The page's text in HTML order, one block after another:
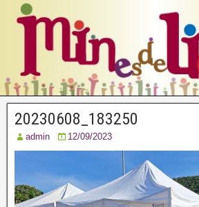
20230608_183250
admin 12/09/2023